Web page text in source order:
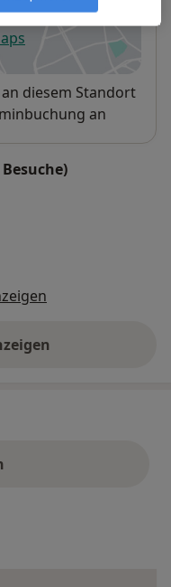
in einer neuen
diesem Standort
an
Adresse